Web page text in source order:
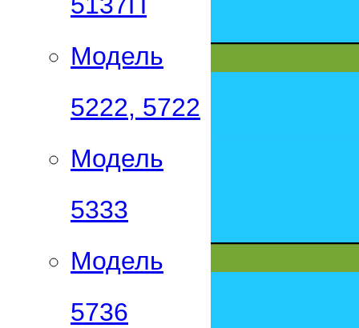
Модель
5222, 5722
Модель
5333
Модель
5736